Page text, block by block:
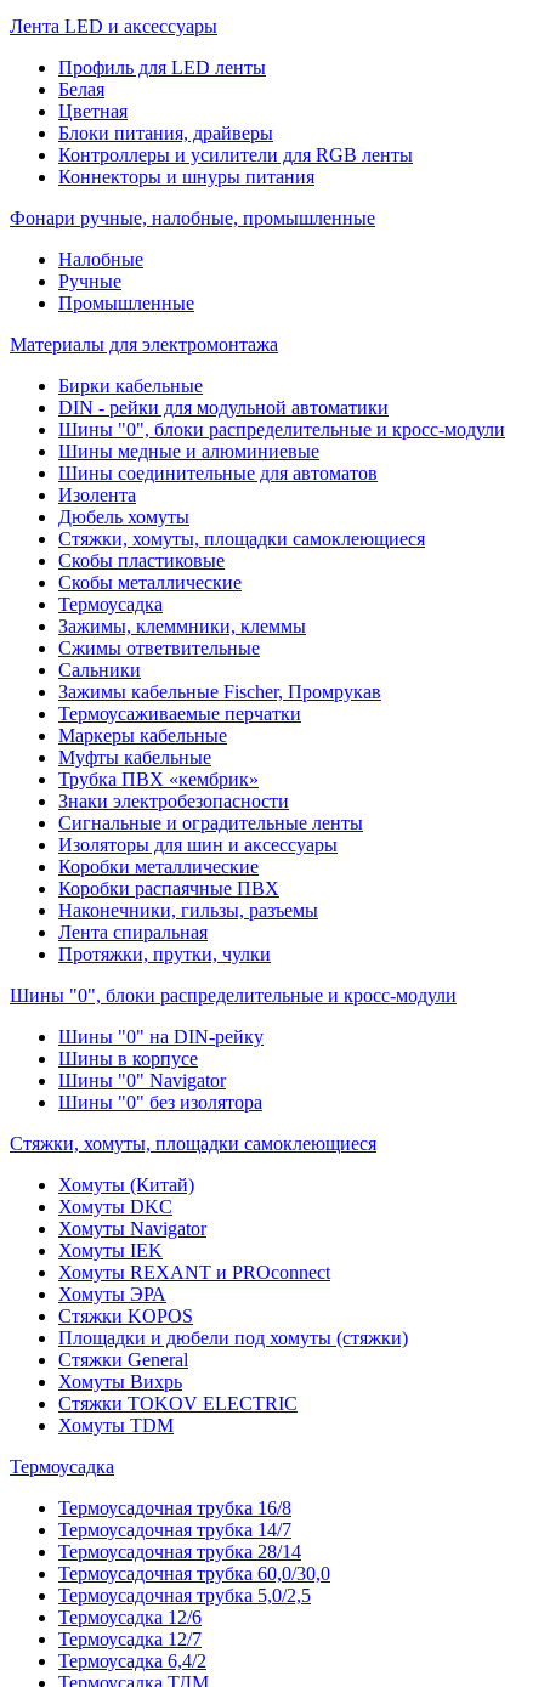
Лента LED и аксессуары
Профиль для LED ленты
Белая
Цветная
Блоки питания, драйверы
Контроллеры и усилители для RGB ленты
Коннекторы и шнуры питания
Фонари ручные, налобные, промышленные
Налобные
Ручные
Промышленные
Материалы для электромонтажа
Бирки кабельные
DIN - рейки для модульной автоматики
Шины "0", блоки распределительные и кросс-модули
Шины медные и алюминиевые
Шины соединительные для автоматов
Изолента
Дюбель хомуты
Стяжки, хомуты, площадки самоклеющиеся
Скобы пластиковые
Скобы металлические
Термоусадка
Зажимы, клеммники, клеммы
Сжимы ответвительные
Сальники
Зажимы кабельные Fischer, Промрукав
Термоусаживаемые перчатки
Маркеры кабельные
Муфты кабельные
Трубка ПВХ «кембрик»
Знаки электробезопасности
Сигнальные и оградительные ленты
Изоляторы для шин и аксессуары
Коробки металлические
Коробки распаячные ПВХ
Наконечники, гильзы, разъемы
Лента спиральная
Протяжки, прутки, чулки
Шины "0", блоки распределительные и кросс-модули
Шины "0" на DIN-рейку
Шины в корпусе
Шины "0" Navigator
Шины "0" без изолятора
Стяжки, хомуты, площадки самоклеющиеся
Хомуты (Китай)
Хомуты DKC
Хомуты Navigator
Хомуты IEK
Хомуты REXANT и PROconnect
Хомуты ЭРА
Стяжки KOPOS
Площадки и дюбели под хомуты (стяжки)
Стяжки General
Хомуты Вихрь
Стяжки TOKOV ELECTRIC
Хомуты TDM
Термоусадка
Термоусадочная трубка 16/8
Термоусадочная трубка 14/7
Термоусадочная трубка 28/14
Термоусадочная трубка 60,0/30,0
Термоусадочная трубка 5,0/2,5
Термоусадка 12/6
Термоусадка 12/7
Термоусадка 6,4/2
Термоусадка ТДМ